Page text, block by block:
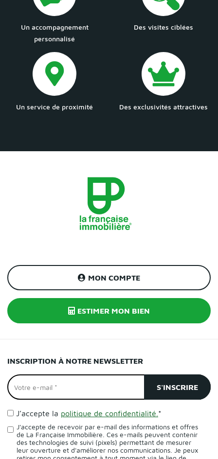
Un accompagnement
personnalisé
Des visites ciblées
Un service de proximité Des exclusivités attractives
MON COMPTE
ESTIMER MON BIEN
INSCRIPTION À NOTRE NEWSLETTER
J’accepte la politique de confidentialité. *
J'accepte de recevoir par e-mail des informations et offres
de La Française Immobilière. Ces e-mails peuvent contenir
des technologies de suivi (pixels) permettant de mesurer
leur ouverture et d'améliorer nos communications. Je peux